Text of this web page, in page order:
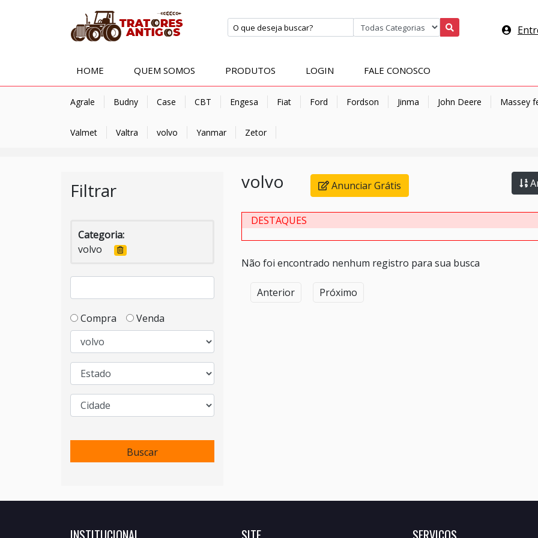
HOME QUEM SOMOS PRODUTOS LOGIN FALE CONOSCO
Agrale Budny Case CBT Engesa Fiat Ford Fordson Jinma John Deere Massey
Valmet Valtra volvo Yanmar Zetor
Filtrar
Categoria:
volvo
Compra Venda
Buscar
volvo Anunciar Grátis
DESTAQUES
Não foi encontrado nenhum registro para sua busca
Anterior Próximo